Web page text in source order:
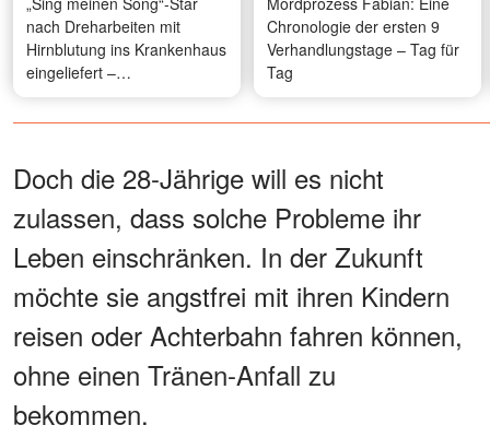
nach Dreharbeiten mit
Hirnblutung ins Krankenhaus
eingeliefert –
herzzerreißende Details
Chronologie der ersten 9
Verhandlungstage – Tag für
Tag
Doch die 28-Jährige will es nicht
zulassen, dass solche Probleme ihr
Leben einschränken. In der Zukunft
möchte sie angstfrei mit ihren Kindern
reisen oder Achterbahn fahren können,
ohne einen Tränen-Anfall zu
bekommen.